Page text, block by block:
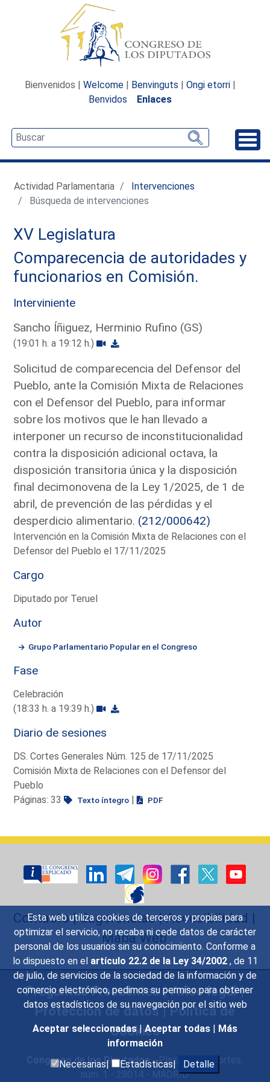
Esta web utiliza cookies de terceros y propias para
optimizar el servicio, no recaba ni cede datos de carácter
personal de los usuarios sin su conocimiento. Conforme a
lo dispuesto en el artículo 22.2 de la Ley 34/2002 , de 11
de julio, de servicios de la sociedad de la información y de
comercio electrónico, pedimos su permiso para obtener
datos estadísticos de su navegación por el sitio web
Aceptar seleccionadas | Aceptar todas | Más
información
Necesarias|
Estadísticas| Detalle
Bienvenidos | Welcome | Benvinguts | Ongi etorri |
Benvidos
Enlaces
Actividad Parlamentaria
Intervenciones
Búsqueda de intervenciones
XV Legislatura
Comparecencia de autoridades y
funcionarios en Comisión.
Interviniente
Sancho Íñiguez, Herminio Rufino (GS)
(19:01 h. a 19:12 h.)
Solicitud de comparecencia del Defensor del
Pueblo, ante la Comisión Mixta de Relaciones
con el Defensor del Pueblo, para informar
sobre los motivos que le han llevado a
interponer un recurso de inconstitucionalidad
contra la disposición adicional octava, la
disposición transitoria única y la disposición
final decimonovena de la Ley 1/2025, de 1 de
abril, de prevención de las pérdidas y el
desperdicio alimentario. (212/000642)
Intervención en la Comisión Mixta de Relaciones con el
Defensor del Pueblo el 17/11/2025
Cargo
Diputado por Teruel
Autor
Grupo Parlamentario Popular en el Congreso
Fase
Celebración
(18:33 h. a 19:39 h.)
Diario de sesiones
DS. Cortes Generales Núm. 125 de 17/11/2025
Comisión Mixta de Relaciones con el Defensor del
Pueblo
Páginas: 33
Texto íntegro | PDF
Contacto|Sugerencias|Accesibilidad |
Mapa Web
Preguntas Frecuentes|Aviso legal|
Protección de datos|Política de
Cookies
Congreso de los Diputados- Plaza de las Cortes,
núm. 1 - 28014 - MADRID